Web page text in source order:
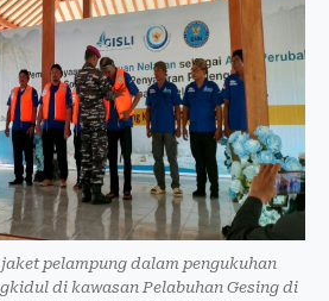
pelampung dalam pengukuhan
di kawasan Pelabuhan Gesing di